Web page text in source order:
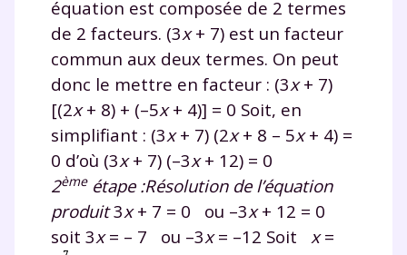
équation est composée de 2 termes
de 2 facteurs. (3x+ 7) est un facteur
commun aux deux termes. On peut
donc le mettre en facteur : (3x+ 7)
[(2x+ 8) + (–5x+ 4)] = 0 Soit, en
simplifiant : (3x+ 7) (2x+ 8 – 5x+ 4) =
0 d’où (3x+ 7) (–3x+ 12) = 0
2èmeétape :Résolution de l’équation
produit3x+ 7 = 0 ou –3x+ 12 = 0
soit 3x= – 7 ou –3x= –12 Soit x=